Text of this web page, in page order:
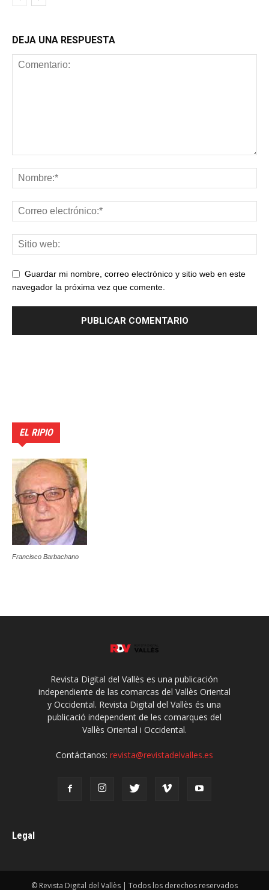
DEJA UNA RESPUESTA
Guardar mi nombre, correo electrónico y sitio web en este
navegador la próxima vez que comente.
EL RIPIO
Francisco Barbachano
Revista Digital del Vallès es una publicación
independiente de las comarcas del Vallès Oriental
y Occidental. Revista Digital del Vallès és una
publicació independent de les comarques del
Vallès Oriental i Occidental.
Contáctanos: revista@revistadelvalles.es
Legal
© Revista Digital del Vallès | Todos los derechos reservados